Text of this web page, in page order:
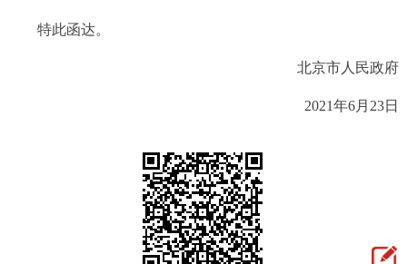
特此函达。
北京市人民政府
2021年6月23日